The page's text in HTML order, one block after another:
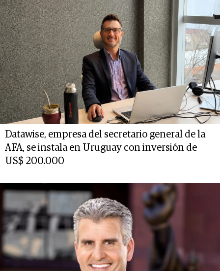
Datawise, empresa del secretario general de la
AFA, se instala en Uruguay con inversión de
US$ 200.000